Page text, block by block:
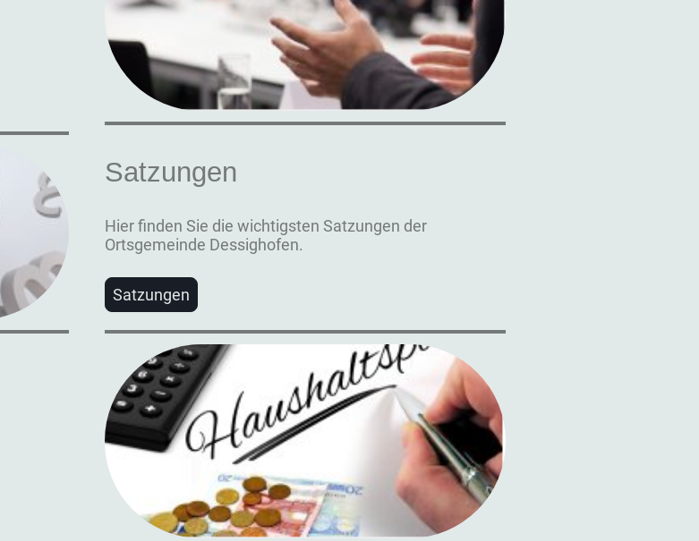
Satzungen
Hier finden Sie die wichtigsten Satzungen der
Ortsgemeinde Dessighofen.
Satzungen